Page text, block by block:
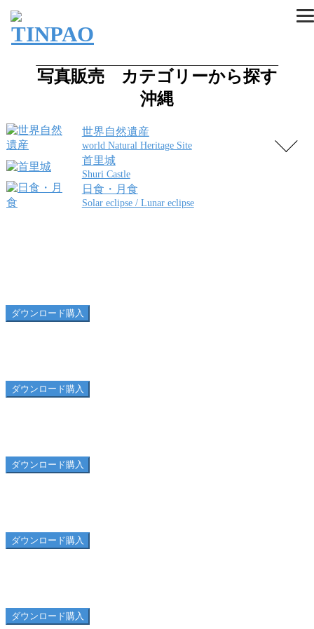
写真販売 カテゴリーから探す
沖縄
世界自然遺産
world Natural Heritage Site
首里城
Shuri Castle
日食・月食
Solar eclipse / Lunar eclipse
ダウンロード購入
ダウンロード購入
ダウンロード購入
ダウンロード購入
ダウンロード購入